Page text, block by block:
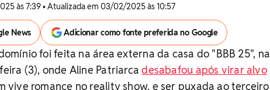
às 7:39 • Atualizada em 03/02/2025 às 10:57
News Adicionar como fonte preferida no Google
foi feita na área externa da casa do "BBB 25", na
(3), onde Aline Patriarcadesabafou após virar alvo
vive romance no reality show, e ser puxada ao terceiro